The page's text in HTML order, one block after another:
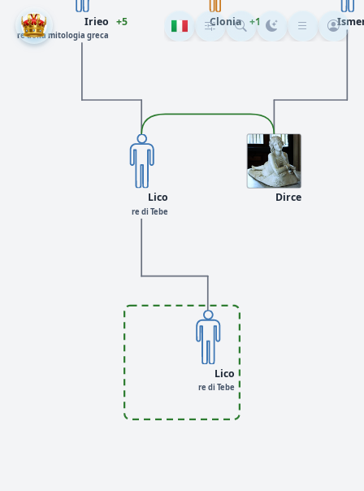
Lico
re di Tebe
Lico
re di Tebe
Dirce
Irieo
re della mitologia greca
+5 Clonia +1